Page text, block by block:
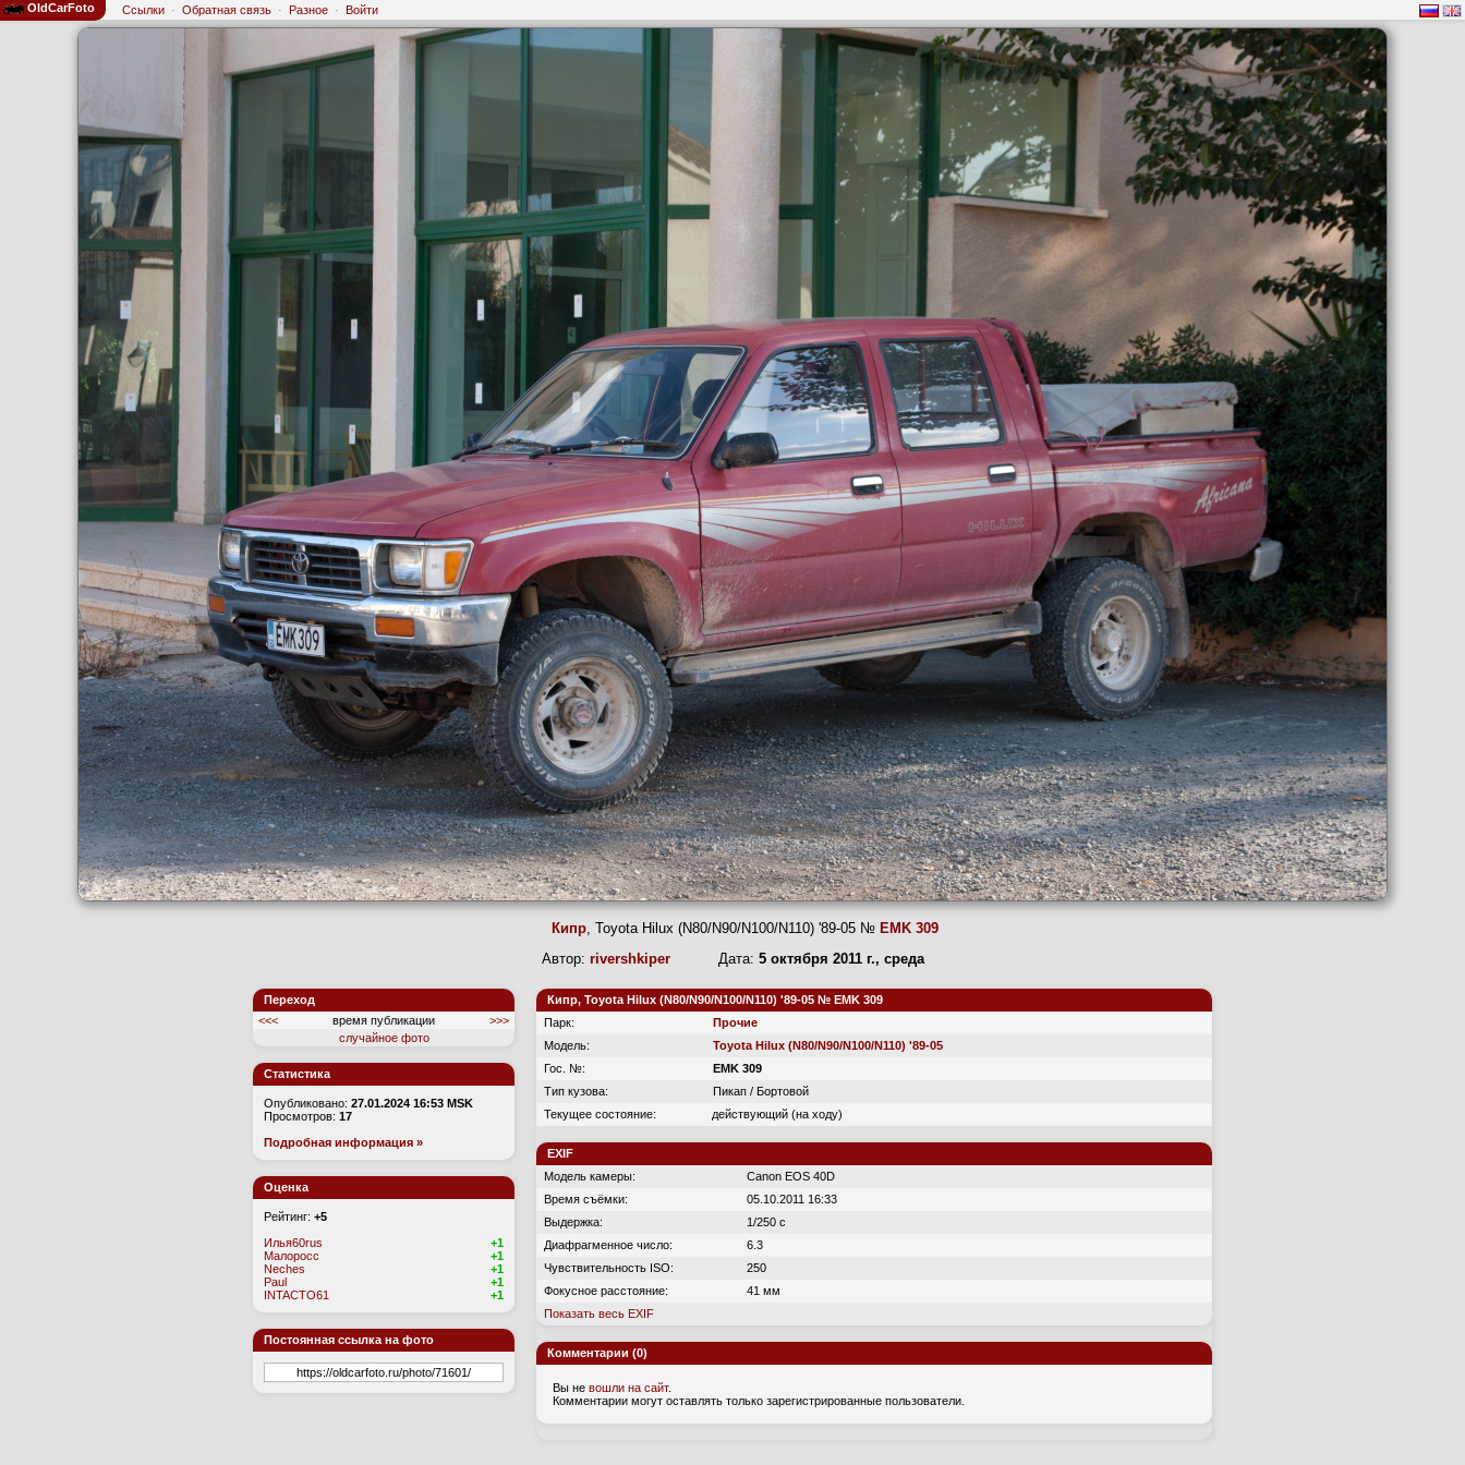
OldCarFoto Ссылки · Обратная связь · Разное · Войти
Кипр, Toyota Hilux (N80/N90/N100/N110) '89-05 № EMK 309
Автор: rivershkiperДата: 5 октября 2011 г., среда
Переход
<<<
время публикации
>>>
случайное фото
Статистика
Опубликовано: 27.01.2024 16:53 MSK
Просмотров: 17
Подробная информация »
Оценка
Рейтинг: +5
Илья60rus
+1
Малоросс
+1
Neches
+1
Paul
+1
INTACTO61
+1
Постоянная ссылка на фото
Кипр, Toyota Hilux (N80/N90/N100/N110) '89-05 № EMK 309
Парк:
Прочие
Модель:
Toyota Hilux (N80/N90/N100/N110) '89-05
Гос. №:
EMK 309
Тип кузова:
Пикап / Бортовой
Текущее состояние:
действующий (на ходу)
EXIF
Модель камеры:
Canon EOS 40D
Время съёмки:
05.10.2011 16:33
Выдержка:
1/250 с
Диафрагменное число:
6.3
Чувствительность ISO:
250
Фокусное расстояние:
41 мм
Показать весь EXIF
Комментарии (0)
Вы не вошли на сайт.
Комментарии могут оставлять только зарегистрированные пользователи.